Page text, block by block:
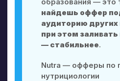
найдешь оффер
аудиторию других
при этом
— стабильнее.
Nutra — офферы по
нутрициологии